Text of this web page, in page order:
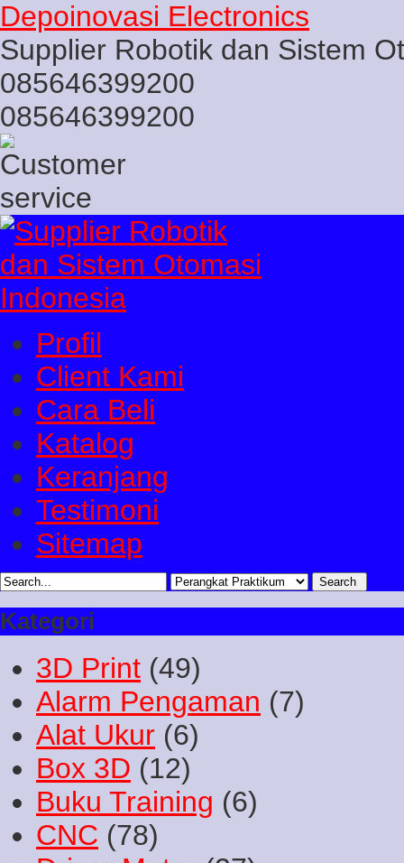
Depoinovasi Electronics
Supplier Robotik dan Sistem
085646399200
085646399200
Profil
Client Kami
Cara Beli
Katalog
Keranjang
Testimoni
Sitemap
Kategori
3D Print (49)
Alarm Pengaman (7)
Alat Ukur (6)
Box 3D (12)
Buku Training (6)
CNC (78)